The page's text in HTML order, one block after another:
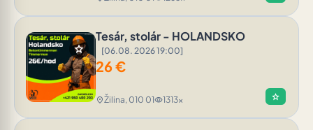
star
Tesár, stolár - HOLANDSKO
[06.08. 2026 19:00]
26€
location_onŽilina, 010 01visibility1313x star